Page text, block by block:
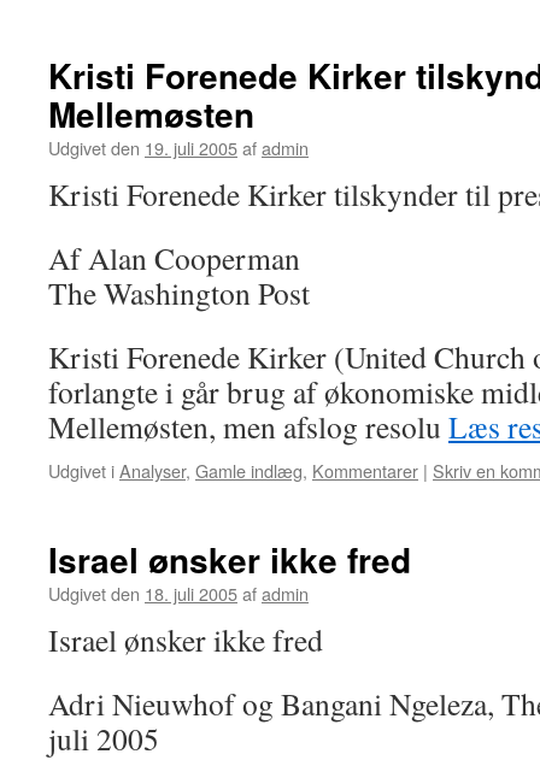
Kristi Forenede Kirker
Mellemøsten
Udgivet den 19. juli 2005afadmin
Kristi Forenede Kirker tilskynder til
Af Alan Cooperman
The Washington Post
Kristi Forenede Kirker (United
forlangte i går brug af økonomiske
Mellemøsten, men afslog resolu Læs
Udgivet iAnalyser, Gamle indlæg, Kommentarer | Skriv en
Israel ønsker ikke fred
Udgivet den 18. juli 2005afadmin
Israel ønsker ikke fred
Adri Nieuwhof og Bangani Ngeleza,
juli 2005